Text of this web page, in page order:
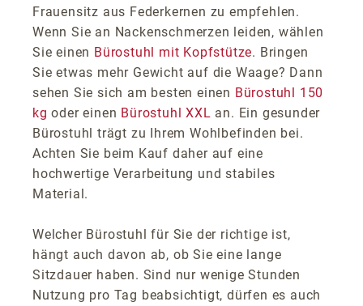
Frauensitz aus Federkernen zu empfehlen.
Wenn Sie an Nackenschmerzen leiden, wählen
Sie einen Bürostuhl mit Kopfstütze. Bringen
Sie etwas mehr Gewicht auf die Waage? Dann
sehen Sie sich am besten einen Bürostuhl 150
kg oder einen Bürostuhl XXL an. Ein gesunder
Bürostuhl trägt zu Ihrem Wohlbefinden bei.
Achten Sie beim Kauf daher auf eine
hochwertige Verarbeitung und stabiles
Material.
Welcher Bürostuhl für Sie der richtige ist,
hängt auch davon ab, ob Sie eine lange
Sitzdauer haben. Sind nur wenige Stunden
Nutzung pro Tag beabsichtigt, dürfen es auch